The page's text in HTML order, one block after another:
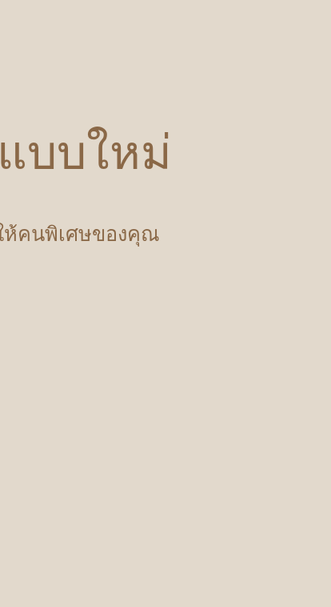
บบใหม่
ห้คนพิเศษของคุณ